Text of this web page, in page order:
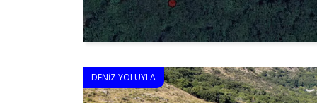
DENIZ YOLUYLA